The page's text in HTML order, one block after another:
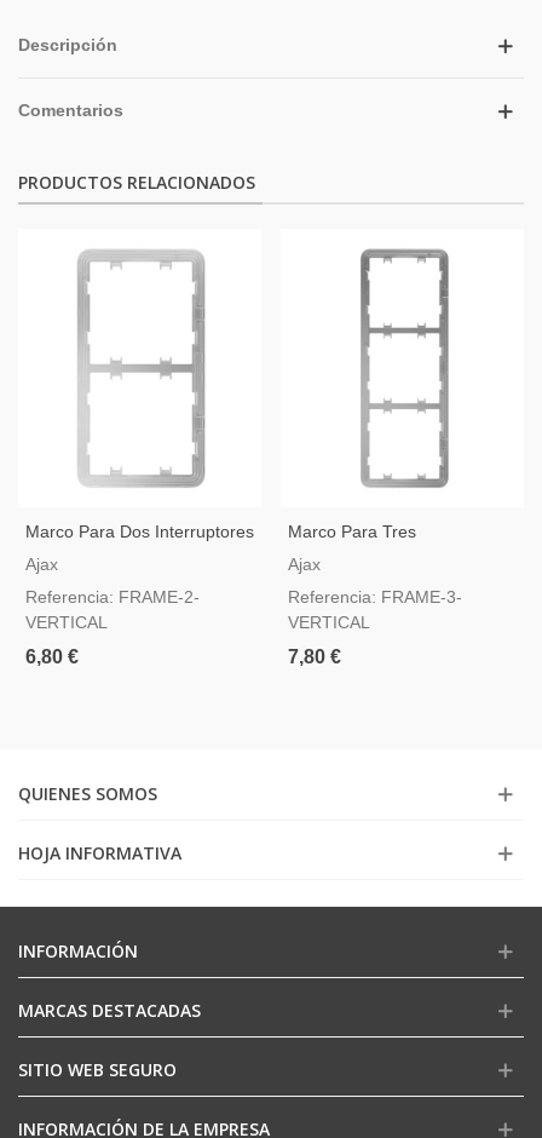
Descripción
Comentarios
PRODUCTOS RELACIONADOS
Marco Para Dos Interruptores
Vertical
Ajax
Referencia: FRAME-2-
VERTICAL
6,80 €
Marco Para Tres
Interruptores Vertical
Ajax
Referencia: FRAME-3-
VERTICAL
7,80 €
QUIENES SOMOS
HOJA INFORMATIVA
INFORMACIÓN
MARCAS DESTACADAS
SITIO WEB SEGURO
INFORMACIÓN DE LA EMPRESA